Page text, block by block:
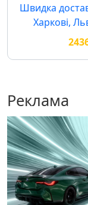
Швидка
Харкові,
Реклама